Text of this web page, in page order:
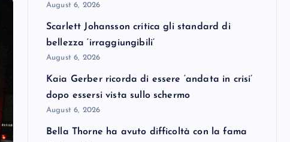
August 6, 2026
Scarlett Johansson critica gli standard di
bellezza ‘irraggiungibili’
August 6, 2026
Kaia Gerber ricorda di essere ‘andata in crisi’
dopo essersi vista sullo schermo
August 6, 2026
Bella Thorne ha avuto difficoltà con la fama